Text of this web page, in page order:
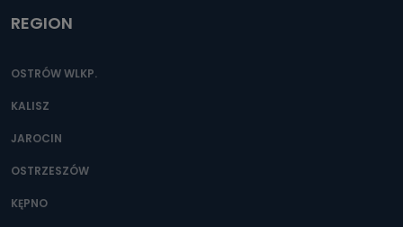
REGION
OSTRÓW WLKP.
KALISZ
JAROCIN
OSTRZESZÓW
KĘPNO